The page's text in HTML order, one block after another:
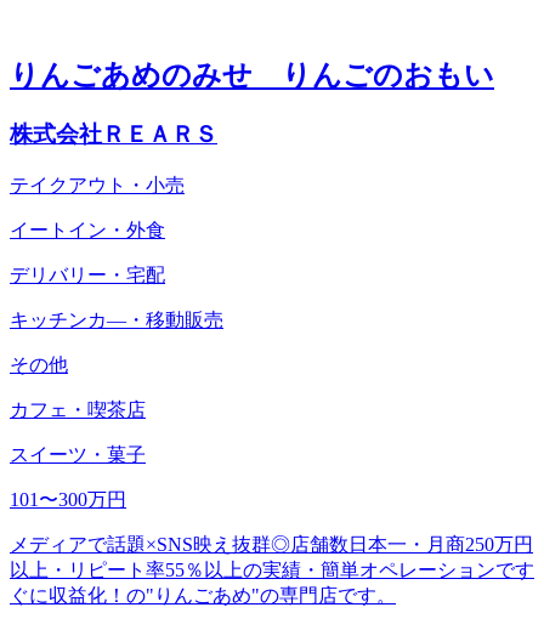
りんごあめのみせ りんごのおもい
株式会社ＲＥＡＲＳ
テイクアウト・小売
イートイン・外食
デリバリー・宅配
キッチンカ―・移動販売
その他
カフェ・喫茶店
スイーツ・菓子
101〜300万円
メディアで話題×SNS映え抜群◎店舗数日本一・月商250万円
以上・リピート率55％以上の実績・簡単オペレーションです
ぐに収益化！の"りんごあめ"の専門店です。